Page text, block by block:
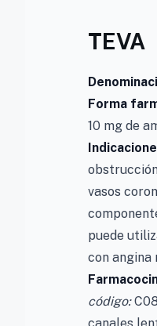
TEVA
Forma
10 mg de
vasos
puede
con angina
código: